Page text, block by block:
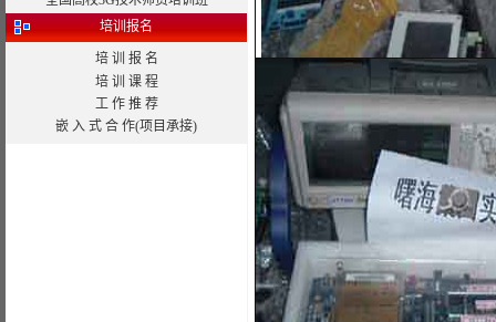
培训报名
培 训 报 名
培 训 课 程
工 作 推 荐
嵌 入 式 合 作(项目承接)